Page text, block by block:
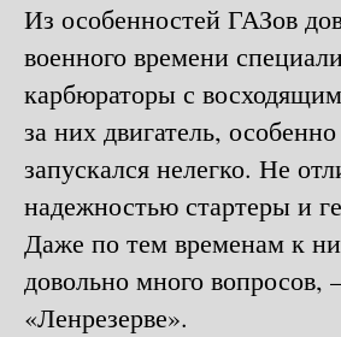
Из особенностей ГАЗов
военного времени
карбюраторы с
за них двигатель,
запускался нелегко. Не
надежностью стартеры и
Даже по тем временам к
довольно много вопросов,
«Ленрезерве».